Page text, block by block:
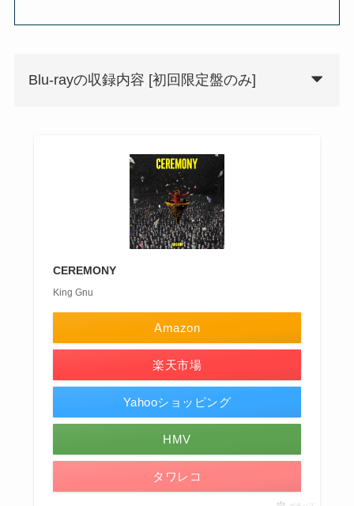
Blu-rayの収録内容 [初回限定盤のみ]
CEREMONY
King Gnu
Amazon
楽天市場
Yahooショッピング
HMV
タワレコ